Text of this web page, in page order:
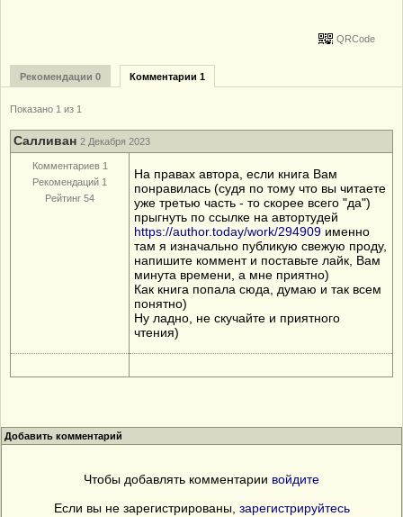
QRCode
Рекомендации 0 Комментарии 1
Показано 1 из 1
Cалливан 2 Декабря 2023
Комментариев 1
Рекомендаций 1
Рейтинг 54
На правах автора, если книга Вам
понравилась (судя по тому что вы читаете
уже третью часть - то скорее всего "да")
прыгнуть по ссылке на автортудей
https://author.today/work/294909 именно
там я изначально публикую свежую проду,
напишите коммент и поставьте лайк, Вам
минута времени, а мне приятно)
Как книга попала сюда, думаю и так всем
понятно)
Ну ладно, не скучайте и приятного
чтения)
Добавить комментарий
Чтобы добавлять комментарии войдите
Если вы не зарегистрированы, зарегистрируйтесь